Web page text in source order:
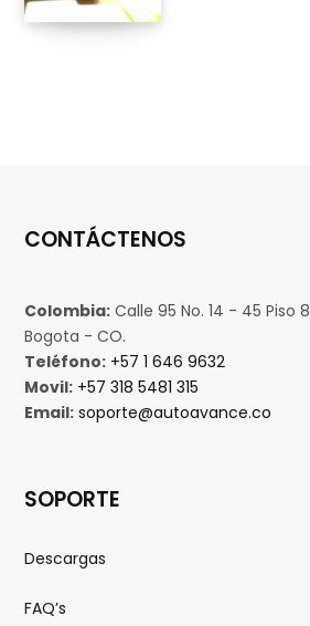
CONTÁCTENOS
Colombia: Calle 95 No. 14 - 45 Piso 8
Bogota - CO.
Teléfono: +57 1 646 9632
Movil: +57 318 5481 315
Email: soporte@autoavance.co
SOPORTE
Descargas
FAQ’s